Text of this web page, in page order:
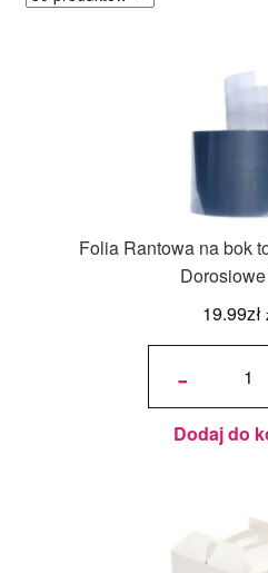
Folia Rantowa na bok
19.99zł
-
ilość Folia
tortu 5 m x
h 12 cm -
Ranty
Dodaj do